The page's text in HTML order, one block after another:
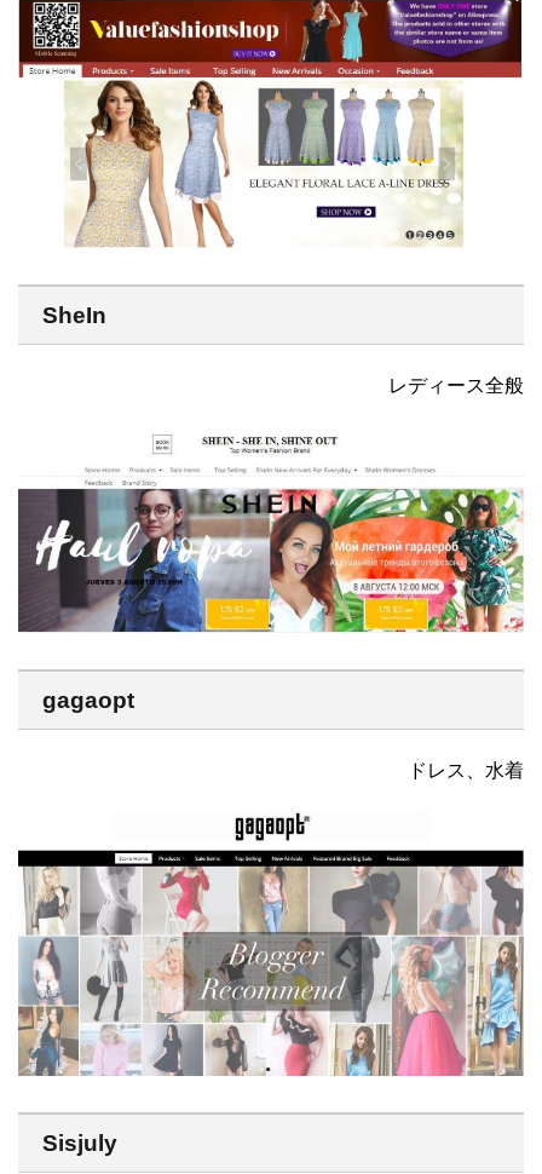
SheIn
レディース全般
gagaopt
ドレス、水着
Sisjuly